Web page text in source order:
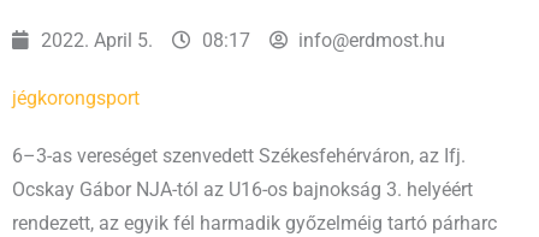
2022. April 5. 08:17 info@erdmost.hu
jégkorongsport
6–3-as vereséget szenvedett Székesfehérváron, az Ifj.
Ocskay Gábor NJA-tól az U16-os bajnokság 3. helyéért
rendezett, az egyik fél harmadik győzelméig tartó párharc